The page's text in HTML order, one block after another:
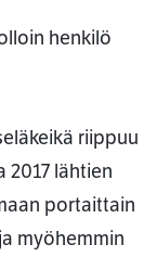
henkilö
riippuu
lähtien
portaittain
myöhemmin